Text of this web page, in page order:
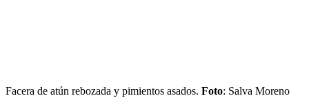
Facera de atún rebozada y pimientos asados. Foto: Salva Moreno